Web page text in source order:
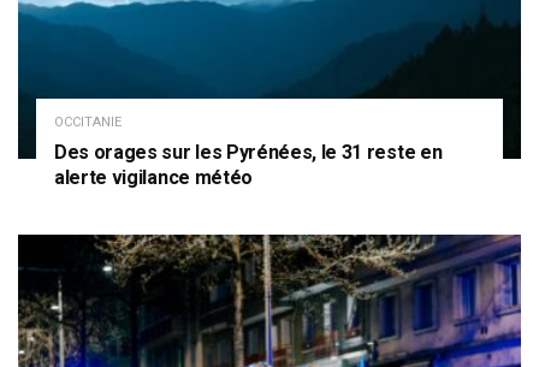
OCCITANIE
Des orages sur les Pyrénées, le 31 reste en
alerte vigilance météo